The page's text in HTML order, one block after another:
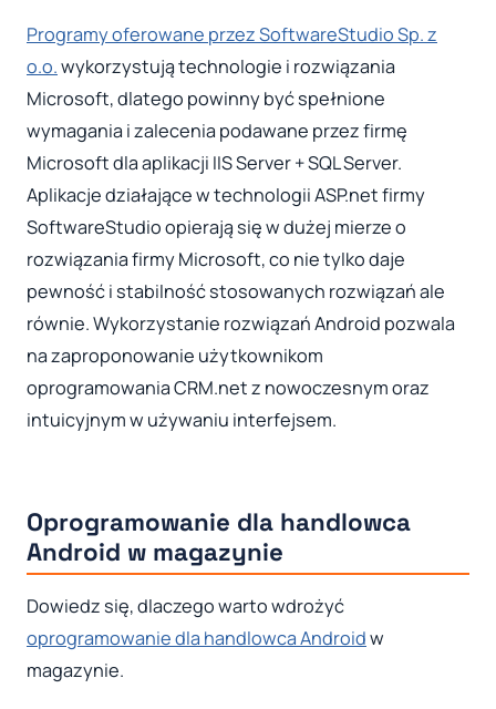
Programy oferowane przez SoftwareStudio Sp. z
o.o.wykorzystują technologie i rozwiązania
Microsoft, dlatego powinny być spełnione
wymagania i zalecenia podawane przez firmę
Microsoft dla aplikacji IIS Server + SQL Server.
Aplikacje działające w technologii ASP.net firmy
SoftwareStudio opierają się w dużej mierze o
rozwiązania firmy Microsoft, co nie tylko daje
pewność i stabilność stosowanych rozwiązań ale
równie. Wykorzystanie rozwiązań Android pozwala
na zaproponowanie użytkownikom
oprogramowania CRM.net z nowoczesnym oraz
intuicyjnym w używaniu interfejsem.
Oprogramowanie dla handlowca
Android w magazynie
Dowiedz się, dlaczego warto wdrożyć
oprogramowanie dla handlowca Androidw
magazynie.